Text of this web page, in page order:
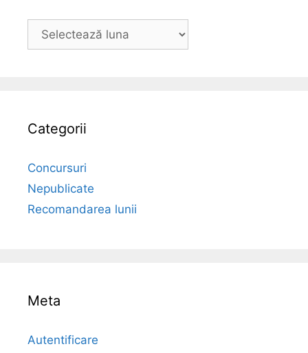
Arhiva
Categorii
Concursuri
Nepublicate
Recomandarea lunii
Meta
Autentificare